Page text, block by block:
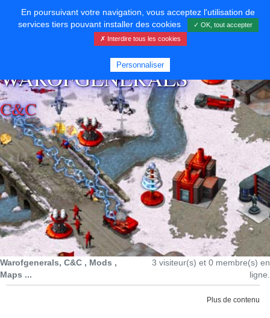
⚡ SOUTENIR LE DÉVELOPPEMENT
WAROFGENERALS
C&C
Warofgenerals, C&C , Mods ,
Maps ...
3 visiteur(s) et 0 membre(s) en
ligne.
Plus de contenu
En poursuivant votre navigation, vous acceptez l'utilisation de
services tiers pouvant installer des cookies
✓ OK, tout accepter
✗ Interdire tous les cookies
Personnaliser